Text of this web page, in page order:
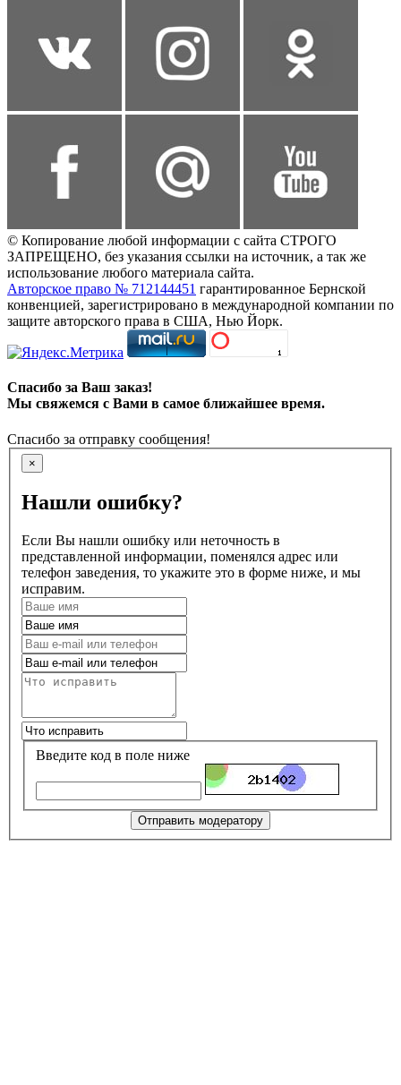
© Копирование любой информации с сайта СТРОГО
ЗАПРЕЩЕНО, без указания ссылки на источник, а так же
использование любого материала сайта.
Авторское право № 712144451 гарантированное Бернской
конвенцией, зарегистрировано в международной компании по
защите авторского права в США, Нью Йорк.
Спасибо за Ваш заказ!
Мы свяжемся с Вами в самое ближайшее время.
Спасибо за отправку сообщения!
×
Нашли ошибку?
Если Вы нашли ошибку или неточность в
представленной информации, поменялся адрес или
телефон заведения, то укажите это в форме ниже, и мы
исправим.
Введите код в поле ниже
Отправить модератору